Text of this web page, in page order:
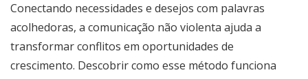
Conectando necessidades e desejos com palavras
acolhedoras, a comunicação não violenta ajuda a
transformar conflitos em oportunidades de
crescimento. Descobrir como esse método funciona